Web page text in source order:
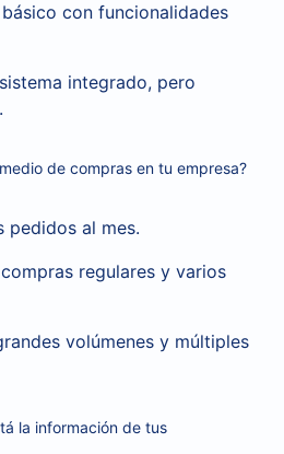
con funcionalidades
integrado, pero
de compras en tu empresa?
pedidos al mes.
regulares y varios
volúmenes y múltiples
la información de tus